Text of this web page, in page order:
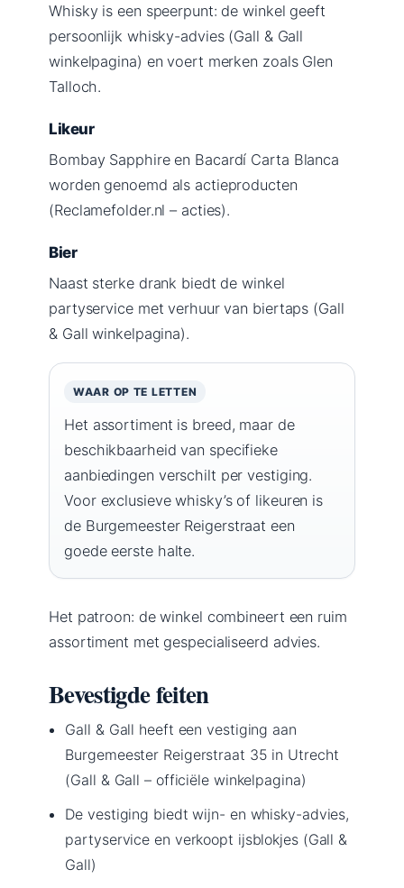
Whisky is een speerpunt: de winkel geeft
persoonlijk whisky-advies (Gall & Gall
winkelpagina) en voert merken zoals Glen
Talloch.
Likeur
Bombay Sapphire en Bacardí Carta Blanca
worden genoemd als actieproducten
(Reclamefolder.nl – acties).
Bier
Naast sterke drank biedt de winkel
partyservice met verhuur van biertaps (Gall
& Gall winkelpagina).
WAAR OP TE LETTEN
Het assortiment is breed, maar de
beschikbaarheid van specifieke
aanbiedingen verschilt per vestiging.
Voor exclusieve whisky’s of likeuren is
de Burgemeester Reigerstraat een
goede eerste halte.
Het patroon: de winkel combineert een ruim
assortiment met gespecialiseerd advies.
Bevestigde feiten
Gall & Gall heeft een vestiging aan
Burgemeester Reigerstraat 35 in Utrecht
(Gall & Gall – officiële winkelpagina)
De vestiging biedt wijn- en whisky-advies,
partyservice en verkoopt ijsblokjes (Gall &
Gall)